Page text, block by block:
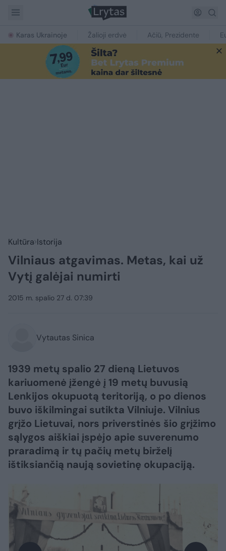
Karas Ukrainoje Žalioji erdvė Ačiū, Prezidente
Kultūra Istorija
Vilniaus atgavimas. Metas, kai už
Vytį galėjai numirti
2015 m. spalio 27 d. 07:39
Vytautas Sinica
1939 metų spalio 27 dieną Lietuvos
kariuomenė įžengė į 19 metų buvusią
Lenkijos okupuotą teritoriją, o po dienos
buvo iškilmingai sutikta Vilniuje. Vilnius
grįžo Lietuvai, nors priverstinės šio grįžimo
sąlygos aiškiai įspėjo apie suverenumo
praradimą ir tų pačių metų birželį
ištiksiančią naują sovietinę okupaciją.